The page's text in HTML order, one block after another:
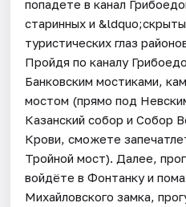
попадете в канал
старинных и
туристических глаз
Пройдя по каналу
Банковским мостиками,
мостом (прямо под
Казанский собор и Собор
Крови, сможете
Тройной мост). Далее,
войдёте в Фонтанку и
Михайловского замка,